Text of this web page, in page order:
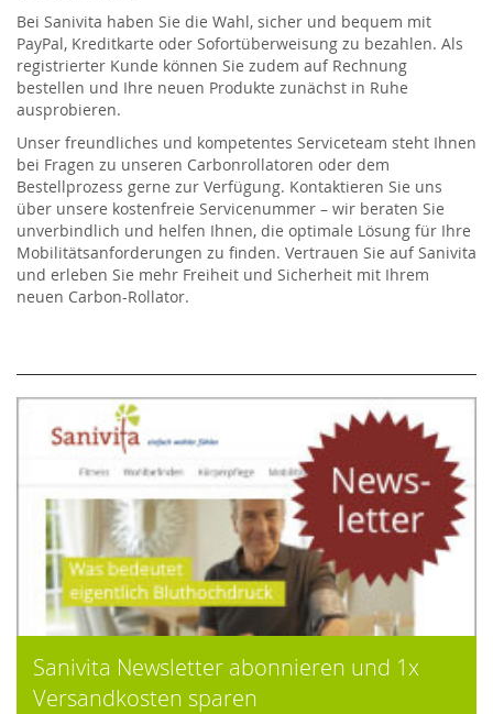
Sanivita Newsletter abonnieren und 1x
Versandkosten sparen
Bei Sanivita haben Sie die Wahl, sicher und bequem mit
PayPal, Kreditkarte oder Sofortüberweisung zu bezahlen. Als
registrierter Kunde können Sie zudem auf Rechnung
bestellen und Ihre neuen Produkte zunächst in Ruhe
ausprobieren.
Unser freundliches und kompetentes Serviceteam steht Ihnen
bei Fragen zu unseren Carbonrollatoren oder dem
Bestellprozess gerne zur Verfügung. Kontaktieren Sie uns
über unsere kostenfreie Servicenummer – wir beraten Sie
unverbindlich und helfen Ihnen, die optimale Lösung für Ihre
Mobilitätsanforderungen zu finden. Vertrauen Sie auf Sanivita
und erleben Sie mehr Freiheit und Sicherheit mit Ihrem
neuen Carbon-Rollator.